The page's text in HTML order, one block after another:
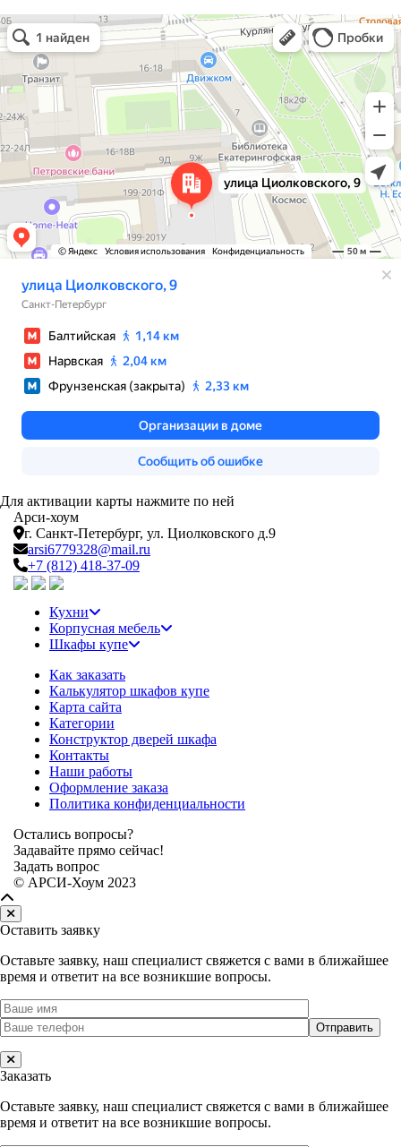
Для активации карты нажмите по ней
Арси-хоум
г. Санкт-Петербург, ул. Циолковского д.9
arsi6779328@mail.ru
+7 (812) 418-37-09
Кухни
Корпусная мебель
Шкафы купе
Как заказать
Калькулятор шкафов купе
Карта сайта
Категории
Конструктор дверей шкафа
Контакты
Наши работы
Оформление заказа
Политика конфиденциальности
Остались вопросы?
Задавайте прямо сейчас!
Задать вопрос
© АРСИ-Хоум 2023
Оставить заявку
Оставьте заявку, наш специалист свяжется с вами в ближайшее
время и ответит на все возникшие вопросы.
Заказать
Оставьте заявку, наш специалист свяжется с вами в ближайшее
время и ответит на все возникшие вопросы.